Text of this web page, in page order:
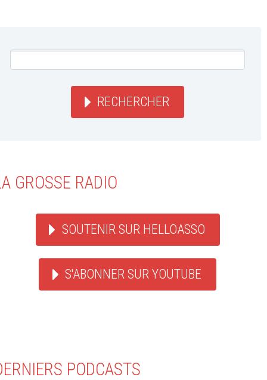
RECHERCHER
GROSSE RADIO
SOUTENIR SUR HELLOASSO
S'ABONNER SUR YOUTUBE
PODCASTS